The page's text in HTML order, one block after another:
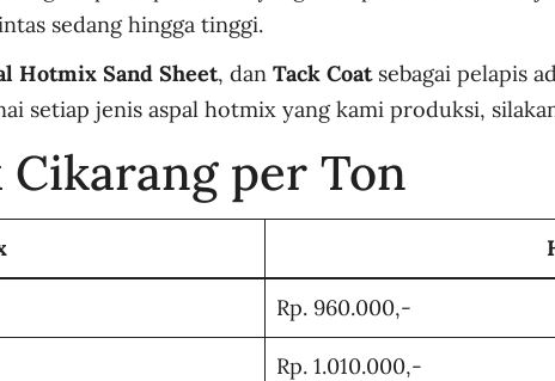
sedang hingga tinggi.
Hotmix Sand Sheet, dan Tack Coatsebagai pelapis
setiap jenis aspal hotmix yang kami produksi,
per Ton
Rp. 960.000,-
Rp. 1.010.000,-